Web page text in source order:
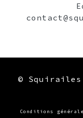
©
PIED DE PAGE
Conditions